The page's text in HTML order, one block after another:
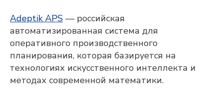
Adeptik APS — российская
автоматизированная система для
оперативного производственного
планирования, которая базируется на
технологиях искусственного интеллекта и
методах современной математики.
ЭЛЕКТРОННАЯ ПОЧТА
КОНТАКТНЫЙ НОМЕР ТЕЛЕФОНА